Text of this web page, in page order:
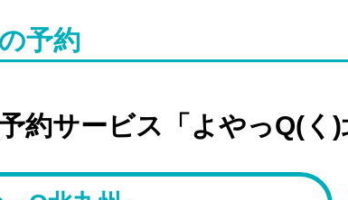
予約
約サービス「よやっQ(く